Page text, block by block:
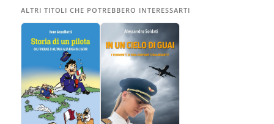
ALTRI TITOLI CHE POTREBBERO INTERESSARTI